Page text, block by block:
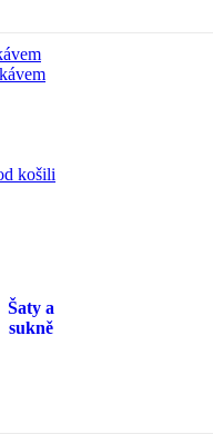
košili
Šaty a
sukně